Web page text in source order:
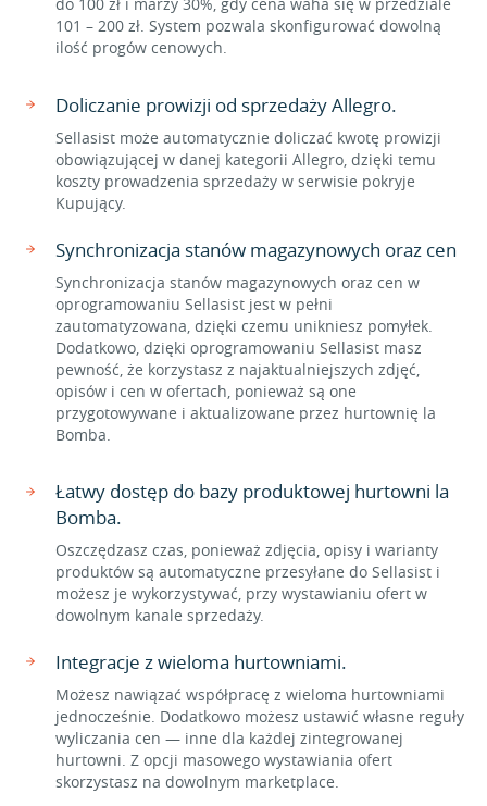
101 – 200 zł. System pozwala skonfigurować dowolną
ilość progów cenowych.
Doliczanie prowizji od sprzedaży Allegro.
Sellasist może automatycznie doliczać kwotę prowizji
obowiązującej w danej kategorii Allegro, dzięki temu
koszty prowadzenia sprzedaży w serwisie pokryje
Kupujący.
Synchronizacja stanów magazynowych oraz cen
Synchronizacja stanów magazynowych oraz cen w
oprogramowaniu Sellasist jest w pełni
zautomatyzowana, dzięki czemu unikniesz pomyłek.
Dodatkowo, dzięki oprogramowaniu Sellasist masz
pewność, że korzystasz z najaktualniejszych zdjęć,
opisów i cen w ofertach, ponieważ są one
przygotowywane i aktualizowane przez hurtownię la
Bomba.
Łatwy dostęp do bazy produktowej hurtowni la
Bomba.
Oszczędzasz czas, ponieważ zdjęcia, opisy i warianty
produktów są automatyczne przesyłane do Sellasist i
możesz je wykorzystywać, przy wystawianiu ofert w
dowolnym kanale sprzedaży.
Integracje z wieloma hurtowniami.
Możesz nawiązać współpracę z wieloma hurtowniami
jednocześnie. Dodatkowo możesz ustawić własne reguły
wyliczania cen — inne dla każdej zintegrowanej
hurtowni. Z opcji masowego wystawiania ofert
skorzystasz na dowolnym marketplace.